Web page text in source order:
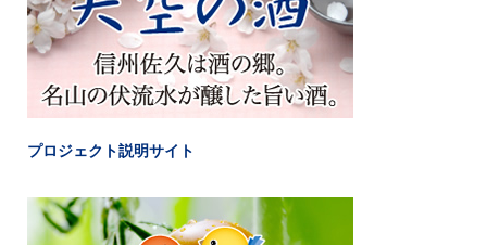
プロジェクト説明サイト